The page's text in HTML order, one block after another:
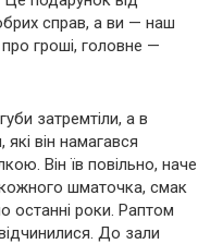
справ, а ви — наш
гроші, головне —
затремтіли, а в
він намагався
Він їв повільно, наче
шматочка, смак
останні роки. Раптом
До зали